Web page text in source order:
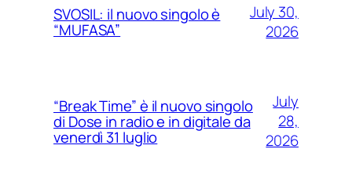
SVOSIL: il nuovo singolo è
“MUFASA”
July 30,
2026
“Break Time” è il nuovo singolo
di Dose in radio e in digitale da
venerdì 31 luglio
July
28,
2026